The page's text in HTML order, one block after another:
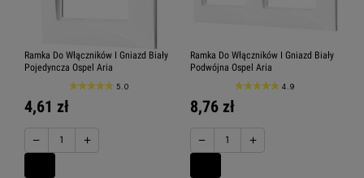
Ramka Do Włączników I Gniazd Biały
Pojedyncza Ospel Aria
5.0
4,61 zł
− +
Ramka Do Włączników I Gniazd Biały
Podwójna Ospel Aria
4.9
8,76 zł
− +